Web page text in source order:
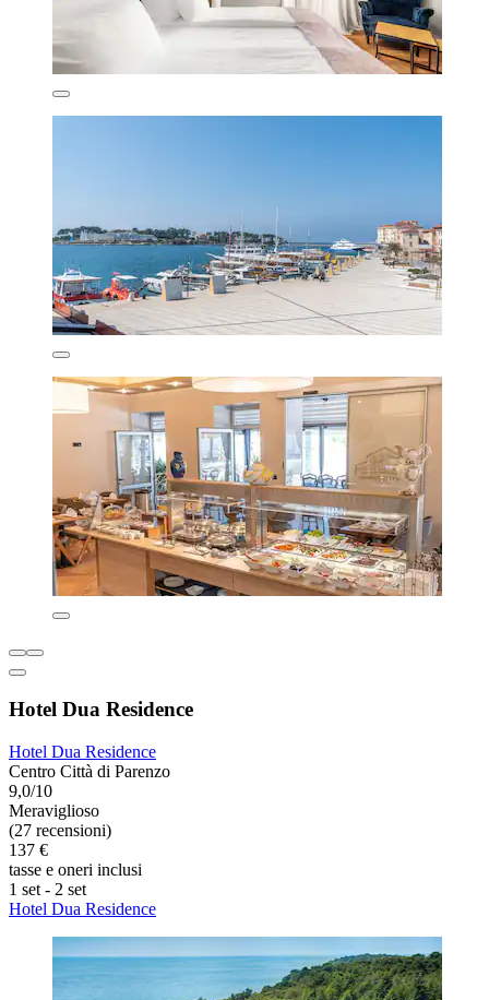
Hotel Dua Residence
Hotel Dua Residence
Centro Città di Parenzo
9,0/10
Meraviglioso
(27 recensioni)
137 €
tasse e oneri inclusi
1 set - 2 set
Hotel Dua Residence